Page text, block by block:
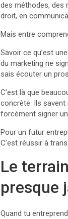
des méthodes, des
droit, en
Mais entre
Savoir ce qu’est
du marketing ne
sais écouter un
C’est là que
concrète. Ils savent
forcément signer
Pour un futur
C’est réussir à
Le
presque
Quand tu